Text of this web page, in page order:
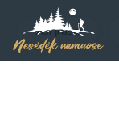
Visi įrašai